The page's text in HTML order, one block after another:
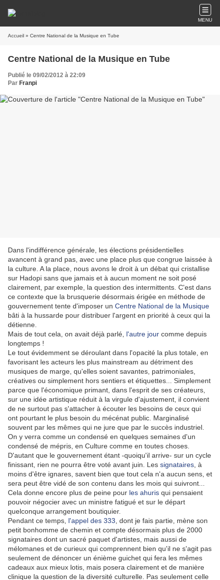
MENU
Accueil » Centre National de la Musique en Tube
Centre National de la Musique en Tube
Publié le 09/02/2012 à 22:09
Par Franpi
Dans l'indifférence générale, les élections présidentielles
avancent à grand pas, avec une place plus que congrue laissée à
la culture. A la place, nous avons le droit à un débat qui cristallise
sur Hadopi sans que jamais et à aucun moment ne soit posé
clairement, par exemple, la question des intermittents. C'est dans
ce contexte que la brusquerie désormais érigée en méthode de
gouvernement tente d'imposer un Centre National de la Musique
bâti à la hussarde pour distribuer l'argent en priorité à ceux qui la
détienne.
Mais de tout cela, on avait déjà parlé, l'autre jour comme depuis
longtemps !
Le tout évidemment se déroulant dans l'opacité la plus totale, en
favorisant les acteurs les plus mainstream au détriment des
musiques de marge, qu'elles soient savantes, patrimoniales,
créatives ou simplement hors sentiers et étiquettes... Simplement
parce que l'économique primant, dans l'esprit de ses créateurs,
sur une idée artistique réduit à la virgule d'ajustement, il convient
de ne surtout pas s'attacher à écouter les besoins de ceux qui
ont pourtant le plus besoin du mécénat public. Marginalisé
souvent par les mêmes qui ne jure que par le succès industriel.
On y verra comme un condensé en quelques semaines d'un
condensé de mépris, en Culture comme en toutes choses.
D'autant que le gouvernement étant -quoiqu'il arrive- sur un cycle
finissant, rien ne pourra être voté avant juin. Les signataires , à
moins d'être ignares, savent bien que tout cela n'a aucun sens, et
sera peut être vidé de son contenu dans les mois qui suivront...
Cela donne encore plus de peine pour les ahuris qui pensaient
pouvoir négocier avec un ministre fatigué et sur le départ
quelconque arrangement boutiquier.
Pendant ce temps, l'appel des 333 , dont je fais partie, mène son
petit bonhomme de chemin et compte désormais plus de 2000
signataires dont un sacré paquet d'artistes, mais aussi de
mélomanes et de curieux qui comprennent bien qu'il ne s'agit pas
seulement de dénoncer un énième guichet qui fera les mêmes
cadeaux aux mieux lotis, mais posera clairement et de manière
clinique la question de la diversité culturelle. Pas seulement celle